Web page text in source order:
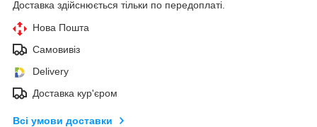
Доставка здійснюється тільки по передоплаті.
Нова Пошта
Самовивіз
Delivery
Доставка кур'єром
Всі умови доставки